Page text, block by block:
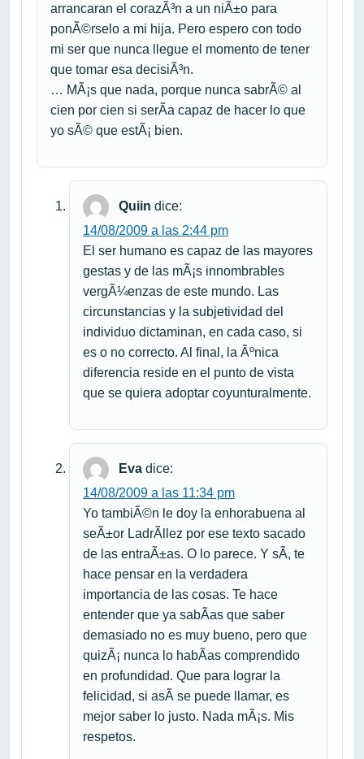
arrancaran el corazÃ³n a un niÃ±o para
ponÃ©rselo a mi hija. Pero espero con todo
mi ser que nunca llegue el momento de tener
que tomar esa decisiÃ³n.
… MÃ¡s que nada, porque nunca sabrÃ© al
cien por cien si serÃ­a capaz de hacer lo que
yo sÃ© que estÃ¡ bien.
Quiin dice:
14/08/2009 a las 2:44 pm
El ser humano es capaz de las mayores
gestas y de las mÃ¡s innombrables
vergÃ¼enzas de este mundo. Las
circunstancias y la subjetividad del
individuo dictaminan, en cada caso, si
es o no correcto. Al final, la Ãºnica
diferencia reside en el punto de vista
que se quiera adoptar coyunturalmente.
Eva dice:
14/08/2009 a las 11:34 pm
Yo tambiÃ©n le doy la enhorabuena al
seÃ±or LadrÃ­llez por ese texto sacado
de las entraÃ±as. O lo parece. Y sÃ­, te
hace pensar en la verdadera
importancia de las cosas. Te hace
entender que ya sabÃ­as que saber
demasiado no es muy bueno, pero que
quizÃ¡ nunca lo habÃ­as comprendido
en profundidad. Que para lograr la
felicidad, si asÃ­ se puede llamar, es
mejor saber lo justo. Nada mÃ¡s. Mis
respetos.